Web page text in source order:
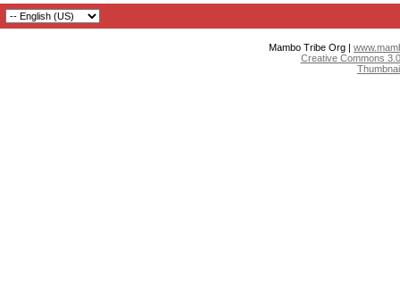
Mambo Tribe Org |
Creative Commons